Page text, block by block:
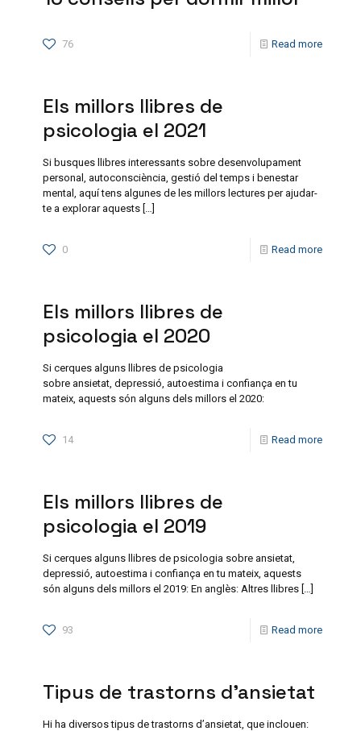
76 Read more
Els millors llibres de
psicologia el 2021
Si busques llibres interessants sobre desenvolupament
personal, autoconsciència, gestió del temps i benestar
mental, aquí tens algunes de les millors lectures per ajudar-
te a explorar aquests […]
0 Read more
Els millors llibres de
psicologia el 2020
Si cerques alguns llibres de psicologia
sobre ansietat, depressió, autoestima i confiança en tu
mateix, aquests són alguns dels millors el 2020:
14 Read more
Els millors llibres de
psicologia el 2019
Si cerques alguns llibres de psicologia sobre ansietat,
depressió, autoestima i confiança en tu mateix, aquests
són alguns dels millors el 2019: En anglès: Altres llibres […]
93 Read more
Tipus de trastorns d’ansietat
Hi ha diversos tipus de trastorns d’ansietat, que inclouen: